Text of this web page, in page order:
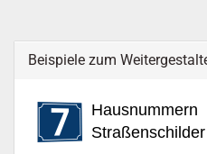
Beispiele zum
Hausnummern
Straßenschilder